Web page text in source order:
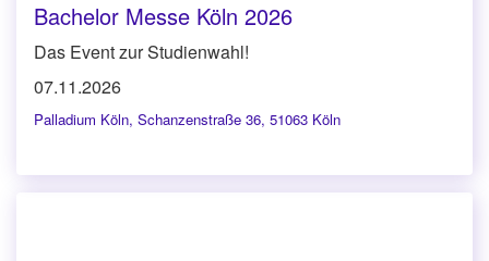
Bachelor Messe Köln 2026
Das Event zur Studienwahl!
07.11.2026
Palladium Köln, Schanzenstraße 36, 51063 Köln